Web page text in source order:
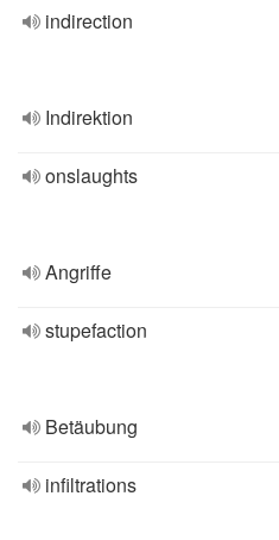
indirection
Indirektion
onslaughts
Angriffe
stupefaction
Betäubung
infiltrations